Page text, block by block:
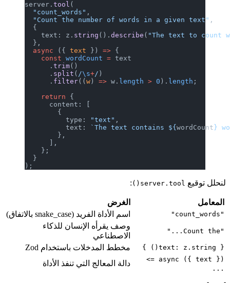
server.tool
  "count_words"
  "Count the number of words in a given text"
  {
    text: z.
string ().describe ("The text to count
  },
  async
({ text }) => {
    const
wordCount = text
      .
trim ()
      .
split (/ \s+ /
      .
filter (( w ) => w.length > 0 ).length
    return
{
      content: [
        {
          type:
"text"
          text:
`The text contains ${wordCount }
        },
      ],
    };
  }
);
لنحلل توقيعserver.tool()
:
المعامل الغرض
اسم الأداة الفريد (snake_case بالاتفاق)
وصف يقرأه الإنسان للذكاء
الاصطناعي
{ text: z.string() } مخطط المدخلات باستخدام Zod
async ({ text }) =>
...
دالة المعالج التي تنفذ الأداة